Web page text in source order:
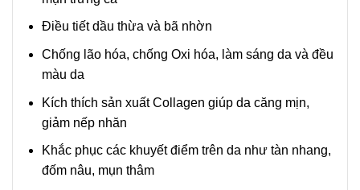
Điều tiết dầu thừa và bã nhờn
Chống lão hóa, chống Oxi hóa, làm sáng da và đều
màu da
Kích thích sản xuất Collagen giúp da căng mịn,
giảm nếp nhăn
Khắc phục các khuyết điểm trên da như tàn nhang,
đốm nâu, mụn thâm